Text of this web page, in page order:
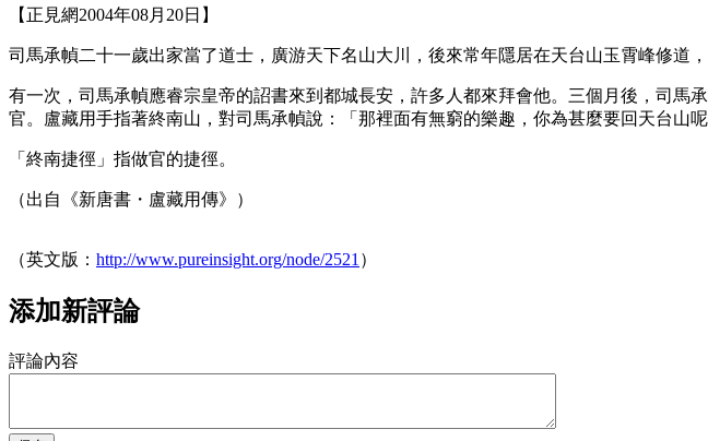
【正見網2004年08月20日】
司馬承幀二十一歲出家當了道士，廣游天下名山大川，後來常年隱居在天台山玉霄峰修道
有一次，司馬承幀應睿宗皇帝的詔書來到都城長安，許多人都來拜會他。三個月後，司
官。盧藏用手指著終南山，對司馬承幀說：「那裡面有無窮的樂趣，你為甚麼要回天台山
「終南捷徑」指做官的捷徑。
（出自《新唐書・盧藏用傳》）
（英文版： http://www.pureinsight.org/node/2521 ）
添加新評論
評論內容